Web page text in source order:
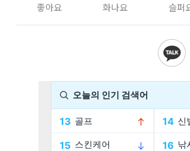
좋아요 화나요 슬퍼